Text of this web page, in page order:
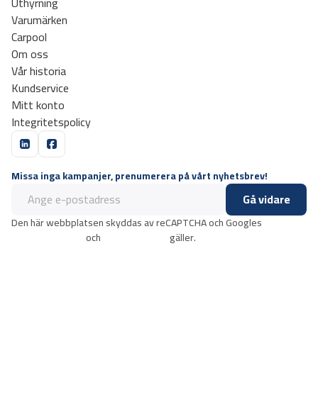
Varumärken
Carpool
Om oss
Vår historia
Kundservice
Mitt konto
Integritetspolicy
Missa inga kampanjer, prenumerera på vårt nyhetsbrev!
Gå vidare
Den här webbplatsen skyddas av reCAPTCHA och Googles
och gäller.